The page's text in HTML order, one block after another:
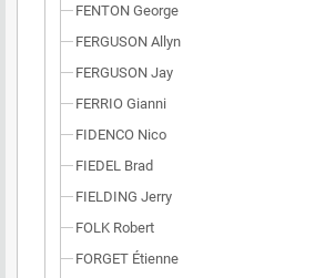
FENTON George
FERGUSON Allyn
FERGUSON Jay
FERRIO Gianni
FIDENCO Nico
FIEDEL Brad
FIELDING Jerry
FOLK Robert
FORGET Étienne